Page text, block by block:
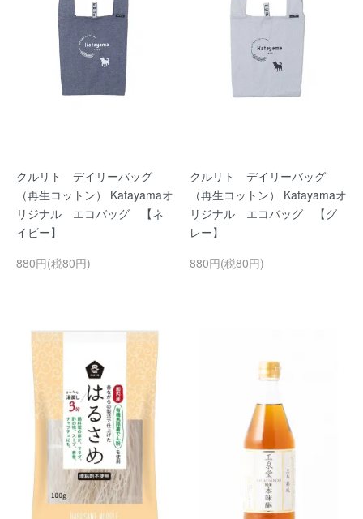
クルリト デイリーバッグ
（再生コットン） Katayamaオ
リジナル エコバッグ 【ネ
イビー】
880円(税80円)
クルリト デイリーバッグ
（再生コットン） Katayamaオ
リジナル エコバッグ 【グ
レー】
880円(税80円)